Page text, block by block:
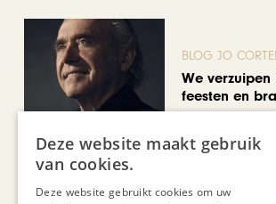
BLOG JO
We
feesten en
Deze website maakt gebruik
van cookies.
Deze website gebruikt cookies om uw